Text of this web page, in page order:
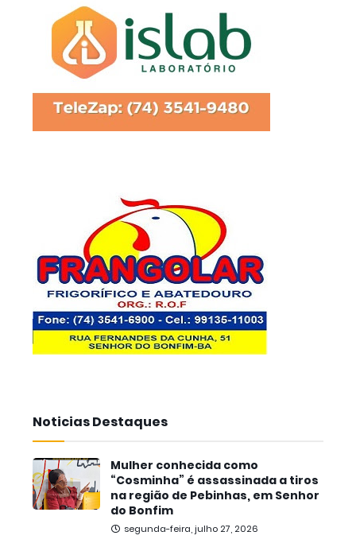
Noticias Destaques
Mulher conhecida como
“Cosminha” é assassinada a tiros
na região de Pebinhas, em Senhor
do Bonfim
segunda-feira, julho 27, 2026